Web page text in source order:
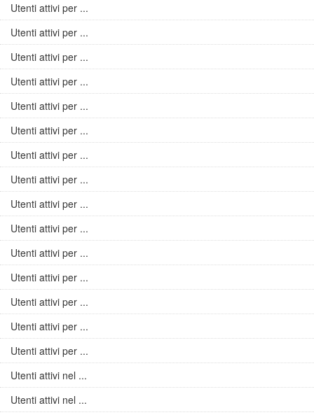
Utenti attivi per ...
Utenti attivi per ...
Utenti attivi per ...
Utenti attivi per ...
Utenti attivi per ...
Utenti attivi per ...
Utenti attivi per ...
Utenti attivi per ...
Utenti attivi per ...
Utenti attivi per ...
Utenti attivi per ...
Utenti attivi per ...
Utenti attivi per ...
Utenti attivi per ...
Utenti attivi per ...
Utenti attivi nel ...
Utenti attivi nel ...